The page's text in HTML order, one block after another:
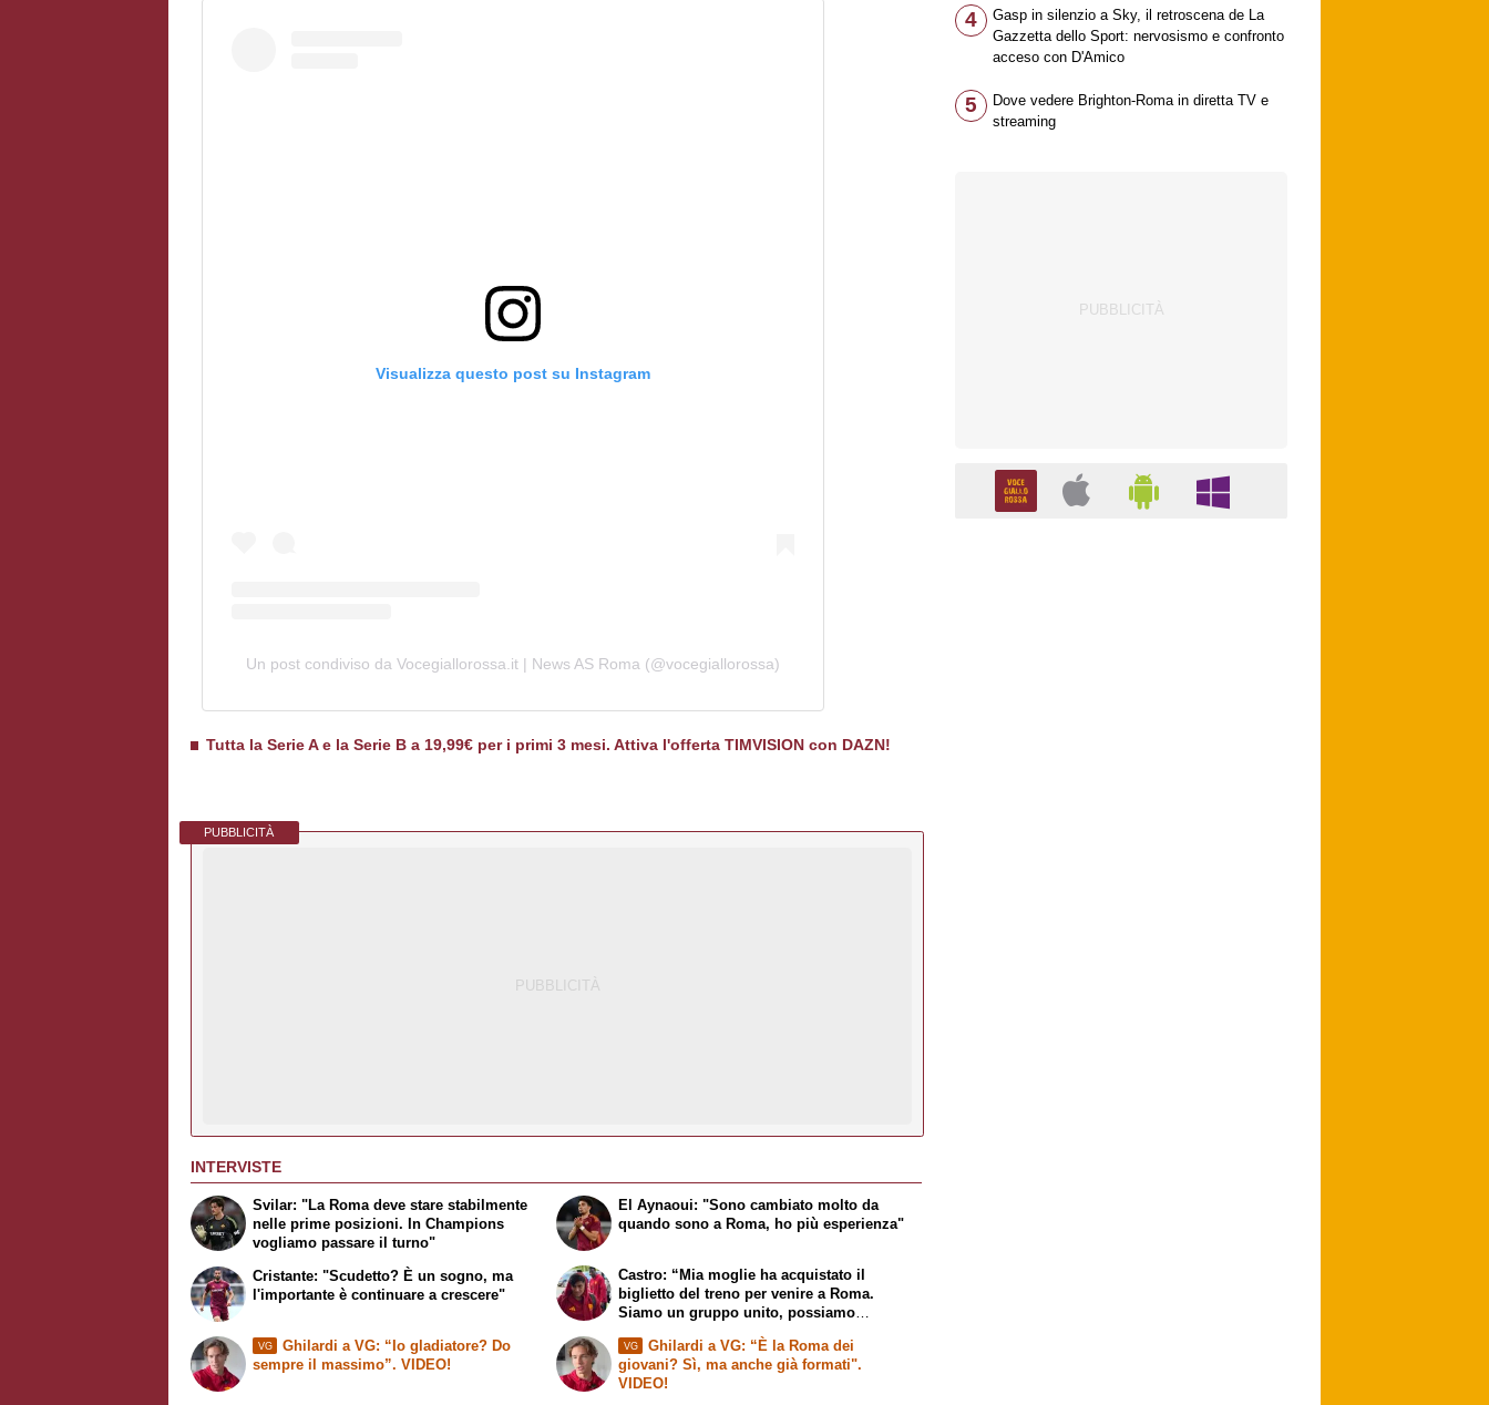
Visualizza questo post su Instagram
Un post condiviso da Vocegiallorossa.it | News AS Roma (@vocegiallorossa)
Tutta la Serie A e la Serie B a 19,99€ per i primi 3 mesi. Attiva l'offerta TIMVISION con DAZN!
PUBBLICITÀ
INTERVISTE
Svilar: "La Roma deve stare stabilmente
nelle prime posizioni. In Champions
vogliamo passare il turno"
Cristante: "Scudetto? È un sogno, ma
l'importante è continuare a crescere"
El Aynaoui: "Sono cambiato molto da
quando sono a Roma, ho più esperienza"
Castro: “Mia moglie ha acquistato il
biglietto del treno per venire a Roma.
Siamo un gruppo unito, possiamo
VG
Ghilardi a VG: “Io gladiatore? Do
sempre il massimo”. VIDEO!
VG
Ghilardi a VG: “È la Roma dei
giovani? Sì, ma anche già formati".
VIDEO!
4
Gasp in silenzio a Sky, il retroscena de La
Gazzetta dello Sport: nervosismo e confronto
acceso con D'Amico
5
Dove vedere Brighton-Roma in diretta TV e
streaming